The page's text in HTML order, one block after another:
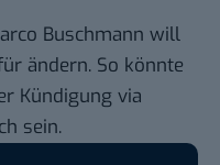
Buschmann will
ändern. So könnte
Kündigung via
sein.